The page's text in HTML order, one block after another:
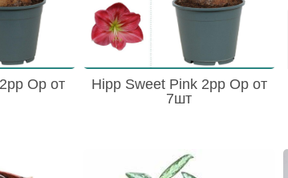
Op от
Hipp Sweet Pink 2pp Op от
7шт